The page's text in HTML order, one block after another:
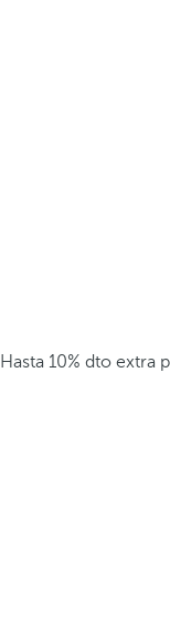
Hasta 10% dto extra